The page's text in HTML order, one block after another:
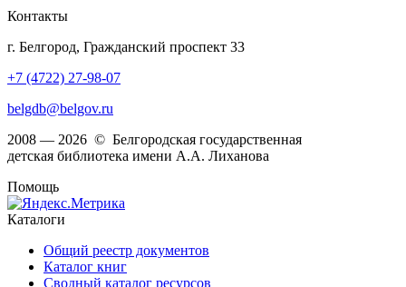
Контакты
г. Белгород, Гражданский проспект 33
+7 (4722) 27-98-07
belgdb@belgov.ru
2008 — 2026 © Белгородская государственная
детская библиотека имени А.А. Лиханова
Помощь
Каталоги
Общий реестр документов
Каталог книг
Сводный каталог ресурсов